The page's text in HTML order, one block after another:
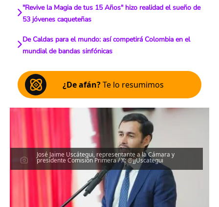
"Revive la Magia de tus 15 Años" hizo realidad el sueño de
53 jóvenes caqueteñas
De Caldas para el mundo: así competirá Colombia en el
mundial de bandas sinfónicas
¿De afán?Te lo resumimos
José Jaime Uscátegui, representante a la Cámara y
presidente Comisión Primera / X: @jjUscategui